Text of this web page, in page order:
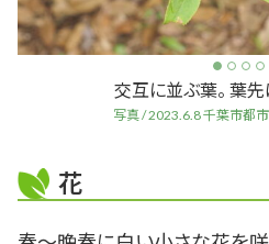
交互に並ぶ葉。 葉
写真 / 2023.6.8 千葉市都
花